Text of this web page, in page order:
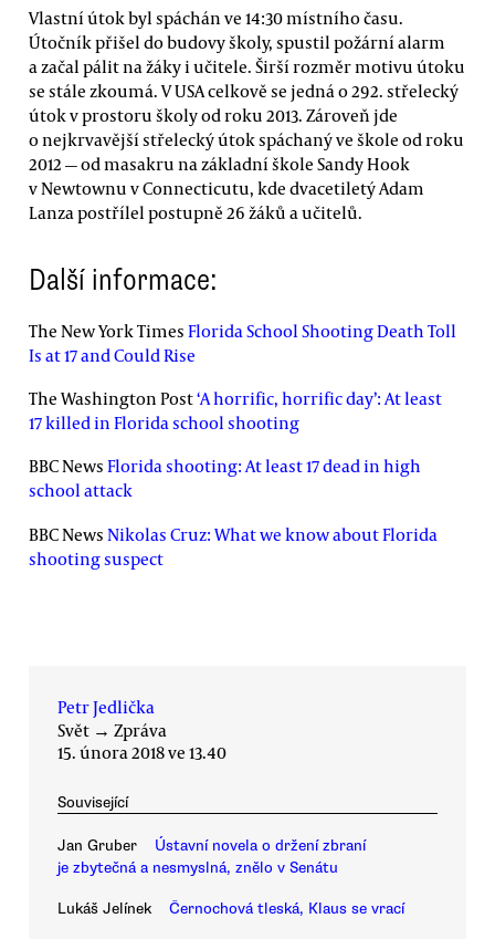
Vlastní útok byl spáchán ve 14:30 místního času.
Útočník přišel do budovy školy, spustil požární alarm
a začal pálit na žáky i učitele. Širší rozměr motivu útoku
se stále zkoumá. V USA celkově se jedná o 292. střelecký
útok v prostoru školy od roku 2013. Zároveň jde
o nejkrvavější střelecký útok spáchaný ve škole od roku
2012 — od masakru na základní škole Sandy Hook
v Newtownu v Connecticutu, kde dvacetiletý Adam
Lanza postřílel postupně 26 žáků a učitelů.
Další informace:
The New York Times Florida School Shooting Death Toll
Is at 17 and Could Rise
The Washington Post‘A horrific, horrific day’: At least
17 killed in Florida school shooting
BBC News Florida shooting: At least 17 dead in high
school attack
BBC News Nikolas Cruz: What we know about Florida
shooting suspect
Petr Jedlička
Svět → Zpráva
15. února 2018 ve 13.40
Související
Jan Gruber
Ústavní novela o držení zbraní
je zbytečná a nesmyslná, znělo v Senátu
Lukáš Jelínek Černochová tleská, Klaus se vrací